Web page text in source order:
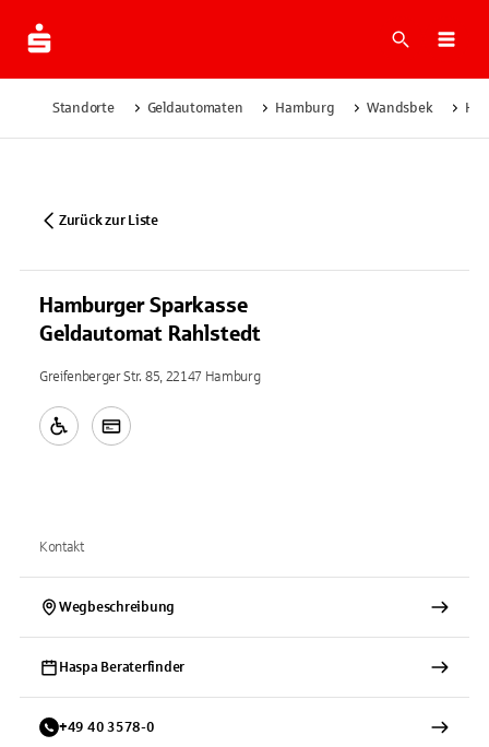
Suche
Standorte Geldautomaten Hamburg Wandsbek
Zurück zur Liste
Hamburger Sparkasse
Geldautomat Rahlstedt
Greifenberger Str. 85, 22147 Hamburg
Kontakt
Wegbeschreibung
Haspa Beraterfinder
+49 40 3578-0